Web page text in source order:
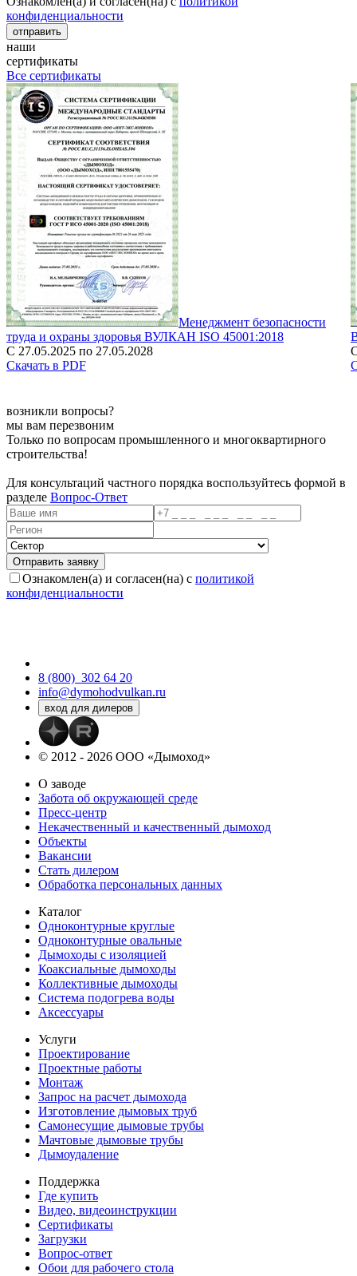
конфиденциальности
наши
сертификаты
Все сертификаты
Менеджмент безопасности
труда и охраны здоровья ВУЛКАН ISO 45001:2018
С 27.05.2025 по 27.05.2028
Скачать в PDF
возникли вопросы?
мы вам перезвоним
Только по вопросам промышленного и многоквартирного
строительства!
Для консультаций частного порядка воспользуйтесь формой в
разделе Вопрос-Ответ
Ознакомлен(а) и согласен(на) с политикой
конфиденциальности
8 (800) 302 64 20
info@dymohodvulkan.ru
© 2012 - 2026 ООО «Дымоход»
О заводе
Забота об окружающей среде
Пресс-центр
Некачественный и качественный дымоход
Объекты
Вакансии
Стать дилером
Обработка персональных данных
Каталог
Одноконтурные круглые
Одноконтурные овальные
Дымоходы с изоляцией
Коаксиальные дымоходы
Коллективные дымоходы
Система подогрева воды
Аксессуары
Услуги
Проектирование
Проектные работы
Монтаж
Запрос на расчет дымохода
Изготовление дымовых труб
Самонесущие дымовые трубы
Мачтовые дымовые трубы
Дымоудаление
Поддержка
Где купить
Видео, видеоинструкции
Сертификаты
Загрузки
Вопрос-ответ
Обои для рабочего стола